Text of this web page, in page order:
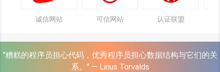
诚信网站 可信网站 认证联盟
"糟糕的程序员担心代码，优秀程序员担心数据结构与它们的关
系。" — Linus Torvalds